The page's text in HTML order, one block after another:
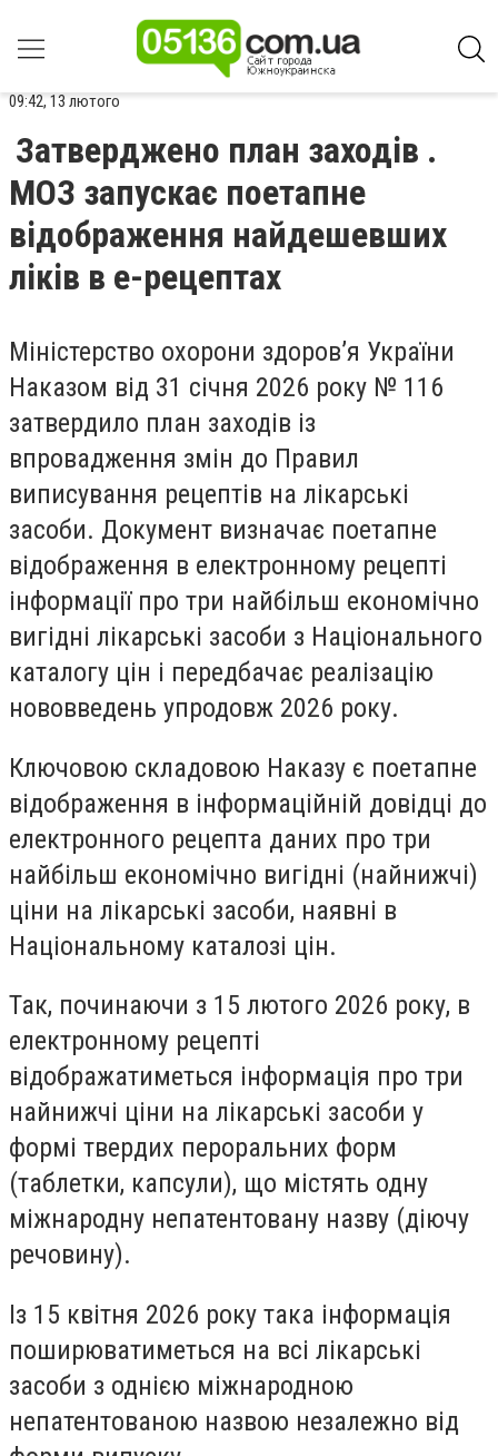
09:42, 13 лютого
Затверджено план заходів .
МОЗ запускає поетапне
відображення найдешевших
ліків в е-рецептах
Міністерство охорони здоров’я України
Наказом від 31 січня 2026 року № 116
затвердило план заходів із
впровадження змін до Правил
виписування рецептів на лікарські
засоби. Документ визначає поетапне
відображення в електронному рецепті
інформації про три найбільш економічно
вигідні лікарські засоби з Національного
каталогу цін і передбачає реалізацію
нововведень упродовж 2026 року.
Ключовою складовою Наказу є поетапне
відображення в інформаційній довідці до
електронного рецепта даних про три
найбільш економічно вигідні (найнижчі)
ціни на лікарські засоби, наявні в
Національному каталозі цін.
Так, починаючи з 15 лютого 2026 року, в
електронному рецепті
відображатиметься інформація про три
найнижчі ціни на лікарські засоби у
формі твердих пероральних форм
(таблетки, капсули), що містять одну
міжнародну непатентовану назву (діючу
речовину).
Із 15 квітня 2026 року така інформація
поширюватиметься на всі лікарські
засоби з однією міжнародною
непатентованою назвою незалежно від